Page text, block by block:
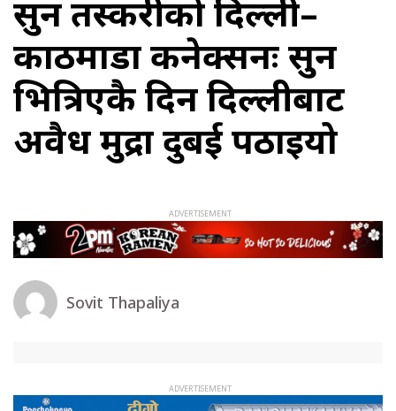
सुन तस्करीको दिल्ली–
काठमाडौं कनेक्सनः सुन
भित्रिएकै दिन दिल्लीबाट
अवैध मुद्रा दुबई पठाइयो
Sovit Thapaliya